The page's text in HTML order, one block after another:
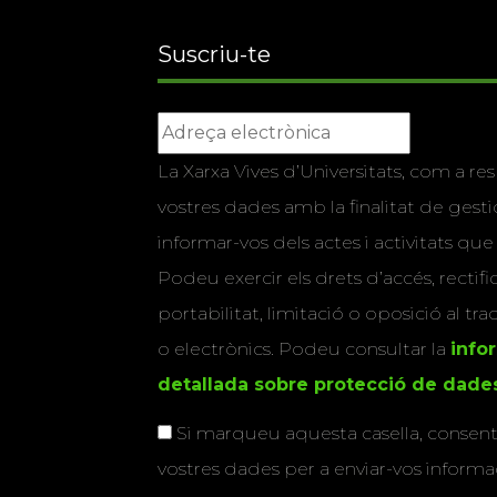
Suscriu-te
La Xarxa Vives d’Universitats, com a
vostres dades amb la finalitat de
informar-vos dels actes i activitats que
Podeu exercir els drets d’accés,
portabilitat, limitació o oposició al
o electrònics. Podeu consultar la
detallada sobre protecció de
Si marqueu aquesta casella,
vostres dades per a enviar-vos